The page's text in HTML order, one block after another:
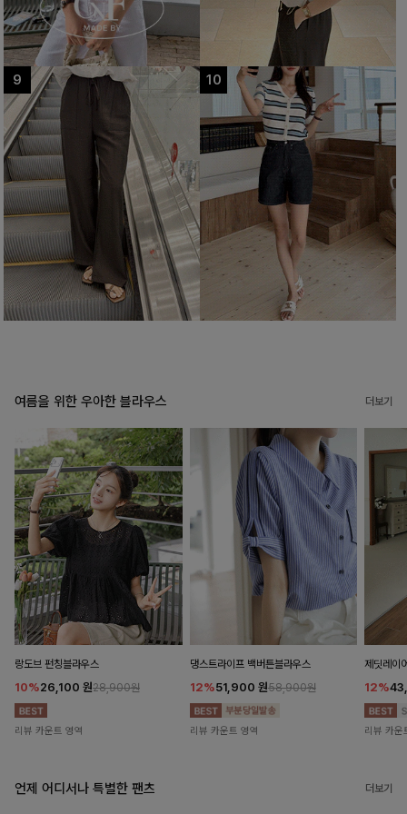
여름을 위한 우아한 블라우스 더보기
랑도브 펀칭블라우스
10%26,100 원28,900원
리뷰 카운트 영역
댕스트라이프 백버튼블라우스
12%51,900 원58,900원
리뷰 카운트 영역
제딧레이
12%
리뷰 카운
언제 어디서나 특별한 팬츠 더보기